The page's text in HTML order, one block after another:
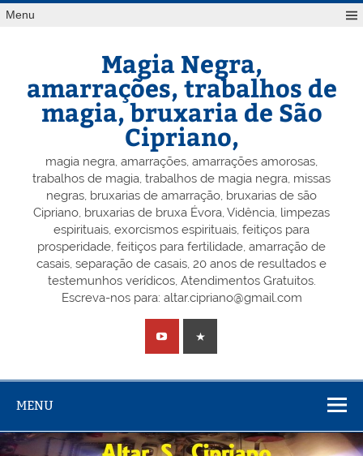
Skip
toMenu
Magia Negra,
amarrações, trabalhos de
magia, bruxaria de São
Cipriano,
magia negra, amarrações, amarrações amorosas,
trabalhos de magia, trabalhos de magia negra, missas
negras, bruxarias de amarração, bruxarias de são
Cipriano, bruxarias de bruxa Évora, Vidência, limpezas
espirituais, exorcismos espirituais, feitiços para
prosperidade, feitiços para fertilidade, amarração de
casais, separação de casais, 20 anos de resultados e
testemunhos verídicos, Atendimentos Gratuitos.
Escreva-nos para: altar.cipriano@gmail.com
MENU